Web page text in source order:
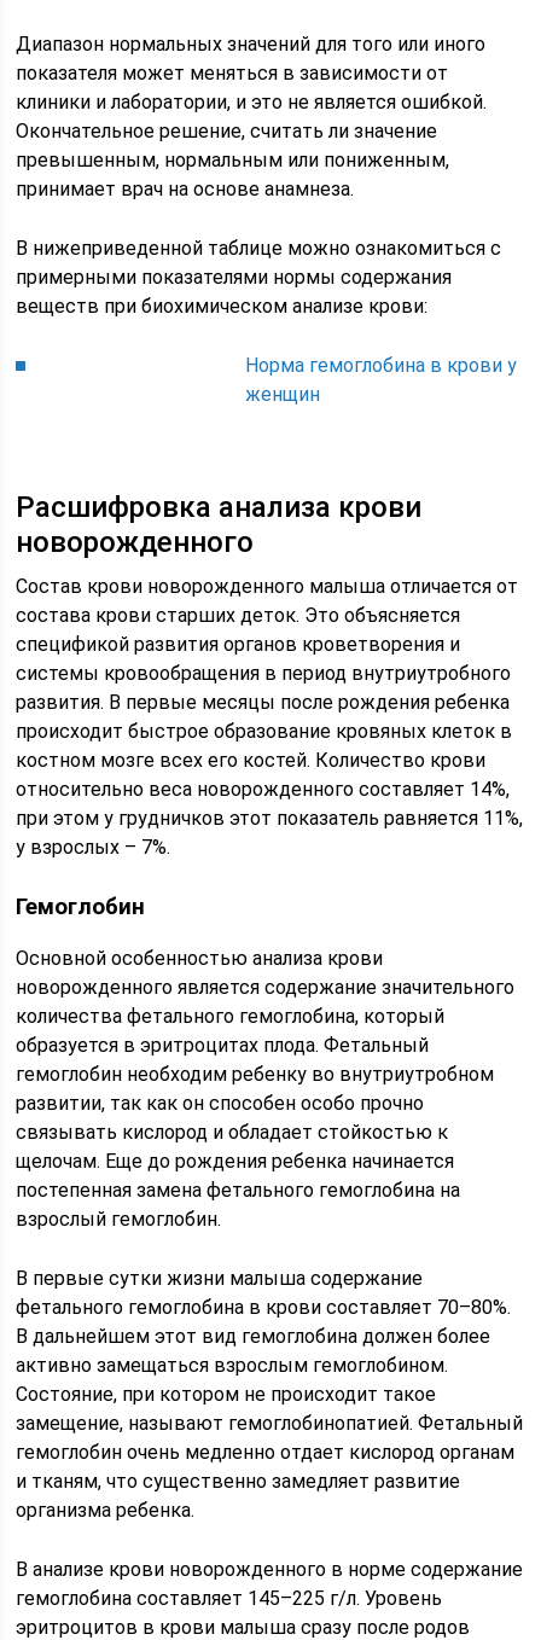
Диапазон нормальных значений для того или иного
показателя может меняться в зависимости от
клиники и лаборатории, и это не является ошибкой.
Окончательное решение, считать ли значение
превышенным, нормальным или пониженным,
принимает врач на основе анамнеза.
В нижеприведенной таблице можно ознакомиться с
примерными показателями нормы содержания
веществ при биохимическом анализе крови:
Норма гемоглобина в крови у
женщин
Расшифровка анализа крови
новорожденного
Состав крови новорожденного малыша отличается от
состава крови старших деток. Это объясняется
спецификой развития органов кроветворения и
системы кровообращения в период внутриутробного
развития. В первые месяцы после рождения ребенка
происходит быстрое образование кровяных клеток в
костном мозге всех его костей. Количество крови
относительно веса новорожденного составляет 14%,
при этом у грудничков этот показатель равняется 11%,
у взрослых – 7%.
Гемоглобин
Основной особенностью анализа крови
новорожденного является содержание значительного
количества фетального гемоглобина, который
образуется в эритроцитах плода. Фетальный
гемоглобин необходим ребенку во внутриутробном
развитии, так как он способен особо прочно
связывать кислород и обладает стойкостью к
щелочам. Еще до рождения ребенка начинается
постепенная замена фетального гемоглобина на
взрослый гемоглобин.
В первые сутки жизни малыша содержание
фетального гемоглобина в крови составляет 70–80%.
В дальнейшем этот вид гемоглобина должен более
активно замещаться взрослым гемоглобином.
Состояние, при котором не происходит такое
замещение, называют гемоглобинопатией. Фетальный
гемоглобин очень медленно отдает кислород органам
и тканям, что существенно замедляет развитие
организма ребенка.
В анализе крови новорожденного в норме содержание
гемоглобина составляет 145–225 г/л. Уровень
эритроцитов в крови малыша сразу после родов